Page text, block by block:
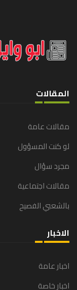
المقالات
مقالات عامة
لو كنت المسؤول
مجرد سؤال
مقالات اجتماعية
بالشعبي الفصيح
الاخبار
اخبار عامة
اخبار خاصة